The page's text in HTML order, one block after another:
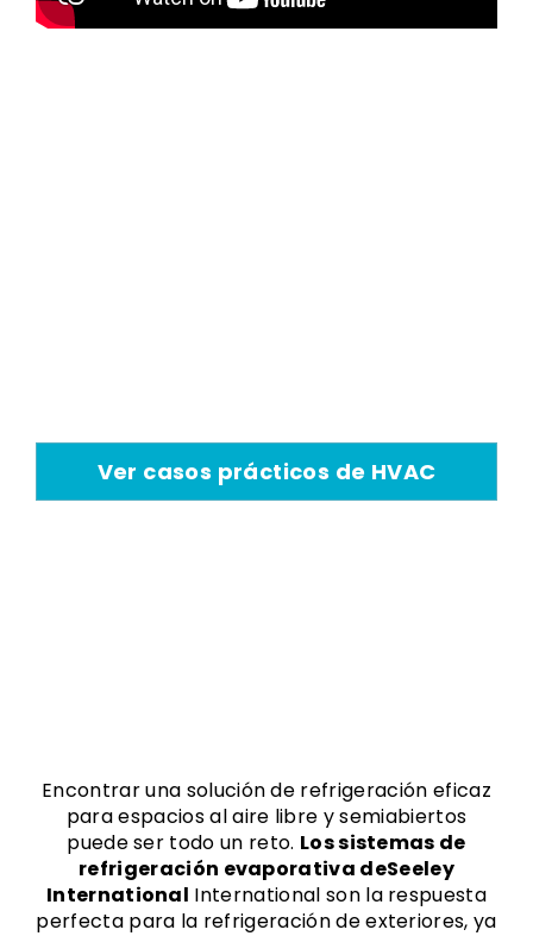
Ver casos prácticos de HVAC
Encontrar una solución de refrigeración eficaz
para espacios al aire libre y semiabiertos
puede ser todo un reto. Los sistemas de
refrigeración evaporativa deSeeley
International International son la respuesta
perfecta para la refrigeración de exteriores, ya